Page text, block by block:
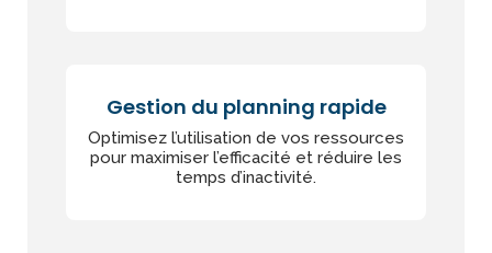
Gestion du planning rapide
Optimisez l’utilisation de vos ressources
pour maximiser l’efficacité et réduire les
temps d’inactivité.